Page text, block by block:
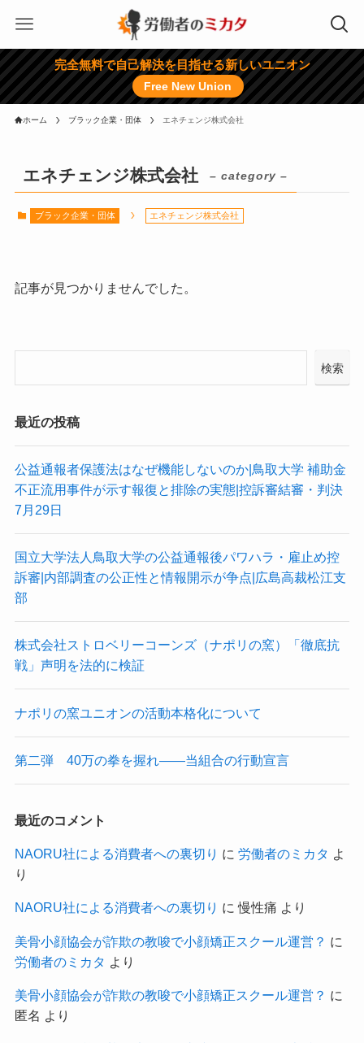
完全無料で自己解決を目指せる新しいユニオン
Free New Union
ホーム ブラック企業・団体 エネチェンジ株式会社
エネチェンジ株式会社 – category –
ブラック企業・団体 エネチェンジ株式会社
記事が見つかりませんでした。
検索
最近の投稿
公益通報者保護法はなぜ機能しないのか|鳥取大学 補助金
不正流用事件が示す報復と排除の実態|控訴審結審・判決
7月29日
国立大学法人鳥取大学の公益通報後パワハラ・雇止め控
訴審|内部調査の公正性と情報開示が争点|広島高裁松江支
部
株式会社ストロベリーコーンズ（ナポリの窯）「徹底抗
戦」声明を法的に検証
ナポリの窯ユニオンの活動本格化について
第二弾 40万の拳を握れ——当組合の行動宣言
最近のコメント
NAORU社による消費者への裏切り に 労働者のミカタ よ
り
NAORU社による消費者への裏切り に慢性痛 より
美骨小顔協会が詐欺の教唆で小顔矯正スクール運営？ に
労働者のミカタ より
美骨小顔協会が詐欺の教唆で小顔矯正スクール運営？ に
匿名 より